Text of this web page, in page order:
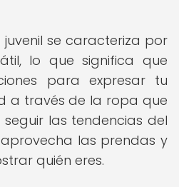
se caracteriza por
lo que significa que
para expresar tu
a través de la ropa que
seguir las tendencias del
las prendas y
quién eres.